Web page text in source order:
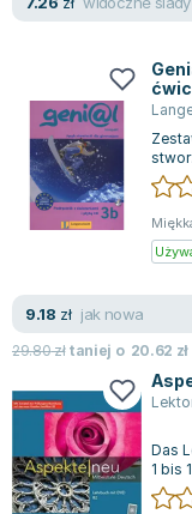
9.18 zł jak nowa
29.80złtaniej o 20.62 zł
Das
1 bis
auch